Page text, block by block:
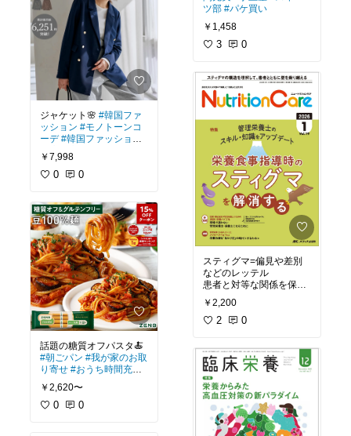
ジャケット🌸 #韓国ファ
ッション #モノトーンコ
ーデ #韓国ファッション
ェア
￥7,998
0 0
話題の糖質オフパスタ🍝
#朝ごパン #我が家のお取
り寄せ #おうち時間充実
も
￥2,620〜
0 0
ツ部 #パケ買い
￥1,458
3 0
スティグマ=偏見や差別
などのレッテル
患者と対等な関係を保つ
い！
￥2,200
2 0